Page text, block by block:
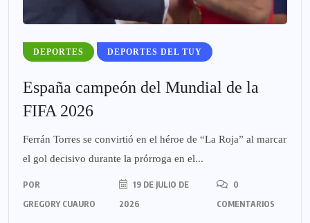
DEPORTES DEPORTES DEL TUY
España campeón del Mundial de la
FIFA 2026
Ferrán Torres se convirtió en el héroe de “La Roja” al marcar
el gol decisivo durante la prórroga en el...
POR
GREGORY CUAURO
19 DE JULIO DE
2026
0
COMENTARIOS